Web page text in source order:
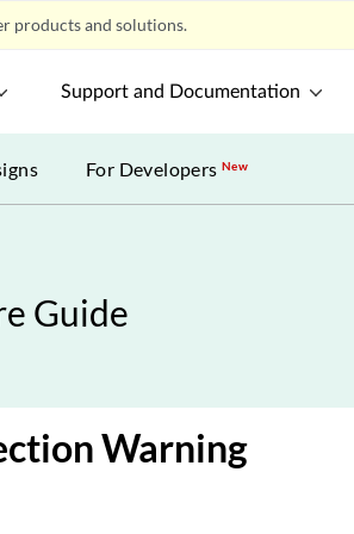
products and solutions.
Support and Documentation
For DevelopersNew
Guide
Warning